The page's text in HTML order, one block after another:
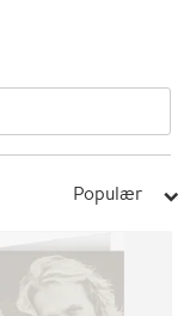
Populær arrow_right